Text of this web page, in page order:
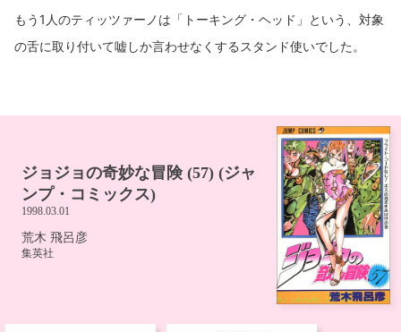
もう1人のティッツァーノは「トーキング・ヘッド」という、対象
の舌に取り付いて嘘しか言わせなくするスタンド使いでした。